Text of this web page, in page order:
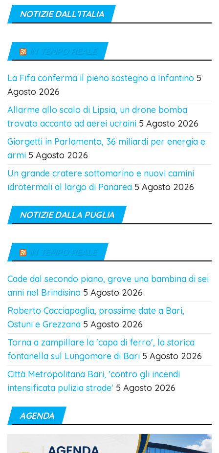
NOTIZIE DALL’ITALIA
IN TEMPO REALE
La Fifa conferma il pieno sostegno a Infantino 5
Agosto 2026
Allarme allo scalo di Lipsia, un drone bomba
trovato accanto ad aerei ucraini 5 Agosto 2026
Giorgetti in Parlamento, 36 miliardi per energia e
armi 5 Agosto 2026
Un grande cratere sottomarino e nuovi camini
idrotermali al largo di Panarea 5 Agosto 2026
NOTIZIE DALLA PUGLIA
IN TEMPO REALE
Cade dal secondo piano, grave una bambina di sei
anni nel Brindisino 5 Agosto 2026
Roberto Cacciapaglia, prossime date a Bari,
Ostuni e Grezzana 5 Agosto 2026
Torna a zampillare la 'capa di ferro', la storica
fontanella sul Lungomare di Bari 5 Agosto 2026
Città Metropolitana Bari, 'contro gli incendi
intensificata pulizia strade' 5 Agosto 2026
AGENDA